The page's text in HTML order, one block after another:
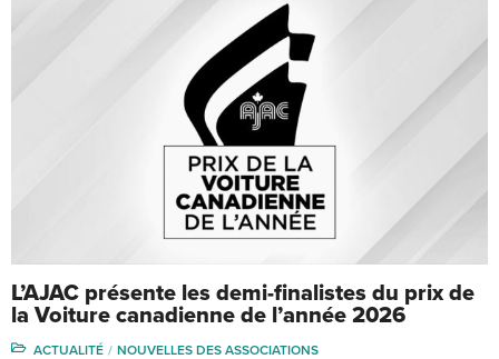
L’AJAC présente les demi-finalistes du prix de
la Voiture canadienne de l’année 2026
ACTUALITÉ NOUVELLES DES ASSOCIATIONS